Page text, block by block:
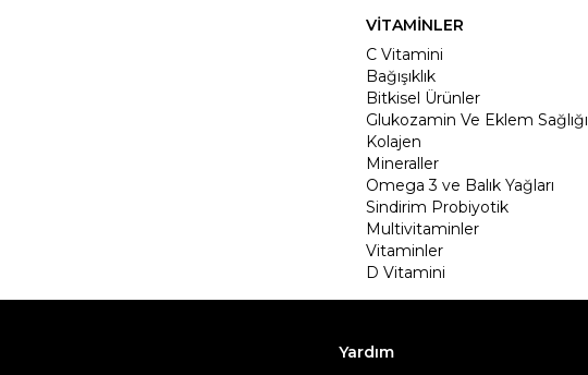
VİTAMİNLER
C Vitamini
Bağışıklık
Bitkisel Ürünler
Glukozamin Ve Eklem Sağlığı
Kolajen
Mineraller
Omega 3 ve Balık Yağları
Sindirim Probiyotik
Multivitaminler
Vitaminler
D Vitamini
Yardım